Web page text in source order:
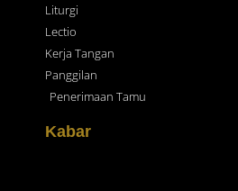
Liturgi
Lectio
Kerja Tangan
Panggilan
Penerimaan Tamu
Kabar